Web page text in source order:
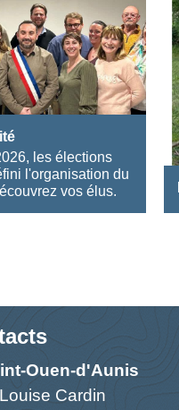
les élections
l'organisation du
vos élus.
Ouen-d'Aunis
Cardin